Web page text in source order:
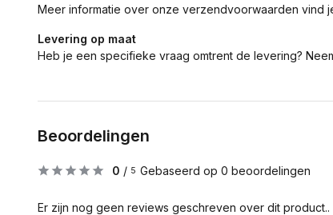
Meer informatie over onze verzendvoorwaarden vind
Levering op maat
Heb je een specifieke vraag omtrent de levering?
Beoordelingen
0 / 5 Gebaseerd op 0 beoordelingen
Er zijn nog geen reviews geschreven over dit product..